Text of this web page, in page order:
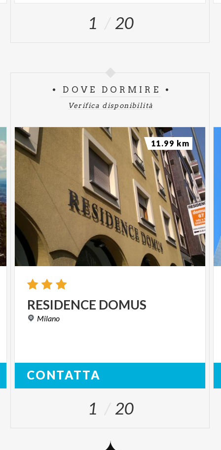
1 20
DOVE DORMIRE
Verifica disponibilità
RESIDENCE DOMUS
Milano
CONTATTA
11.99 km
1 20